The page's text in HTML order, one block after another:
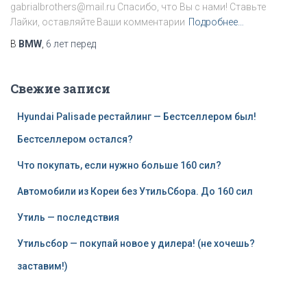
gabrialbrothers@mail.ru Спасибо, что Вы с нами! Ставьте
Лайки, оставляйте Ваши комментарии Подробнее…
В BMW 6 лет перед
Свежие записи
Hyundai Palisade рестайлинг — Бестселлером был!
Бестселлером остался?
Что покупать, если нужно больше 160 сил?
Автомобили из Кореи без УтильСбора. До 160 сил
Утиль — последствия
Утильсбор — покупай новое у дилера! (не хочешь?
заставим!)